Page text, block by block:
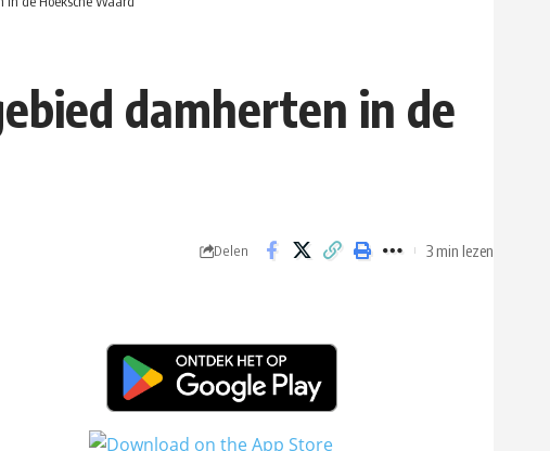
damherten in de
Delen 3 min lezen